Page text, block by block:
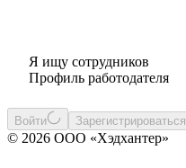
Я ищу сотрудников
Профиль работодателя
Войти Зарегистрироваться
© 2026 ООО «Хэдхантер»